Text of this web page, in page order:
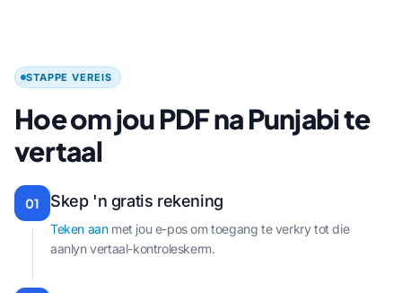
STAPPE VEREIS
Hoe om jou PDF na Punjabi te
vertaal
01 Skep 'n gratis rekening
Teken aanmet jou e-pos om toegang te verkry tot die
aanlyn vertaal-kontroleskerm.